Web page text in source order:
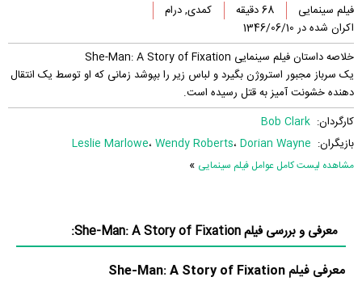
فیلم سینمایی 68 دقیقه
کمدی, درام
اکران شده در 1346/06/10
خلاصه داستان فیلم سینمایی She-Man: A Story of Fixation
یک سرباز مجبور استروژن بگیرد و لباس زیر را بپوشد زمانی که او توسط یک انتقال
دهنده خشونت آمیز به قتل رسیده است.
کارگردان: Bob Clark
بازیگران:
Leslie Marlowe، Wendy Roberts، Dorian Wayne
مشاهده لیست کامل عوامل فیلم سینمایی »
معرفی و بررسی فیلم She-Man: A Story of Fixation:
معرفی فیلم She-Man: A Story of Fixation